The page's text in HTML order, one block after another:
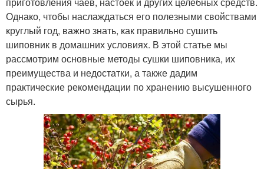
Однако, чтобы наслаждаться его полезными свойствами
круглый год, важно знать, как правильно сушить
шиповник в домашних условиях. В этой статье мы
рассмотрим основные методы сушки шиповника, их
преимущества и недостатки, а также дадим
практические рекомендации по хранению высушенного
сырья.